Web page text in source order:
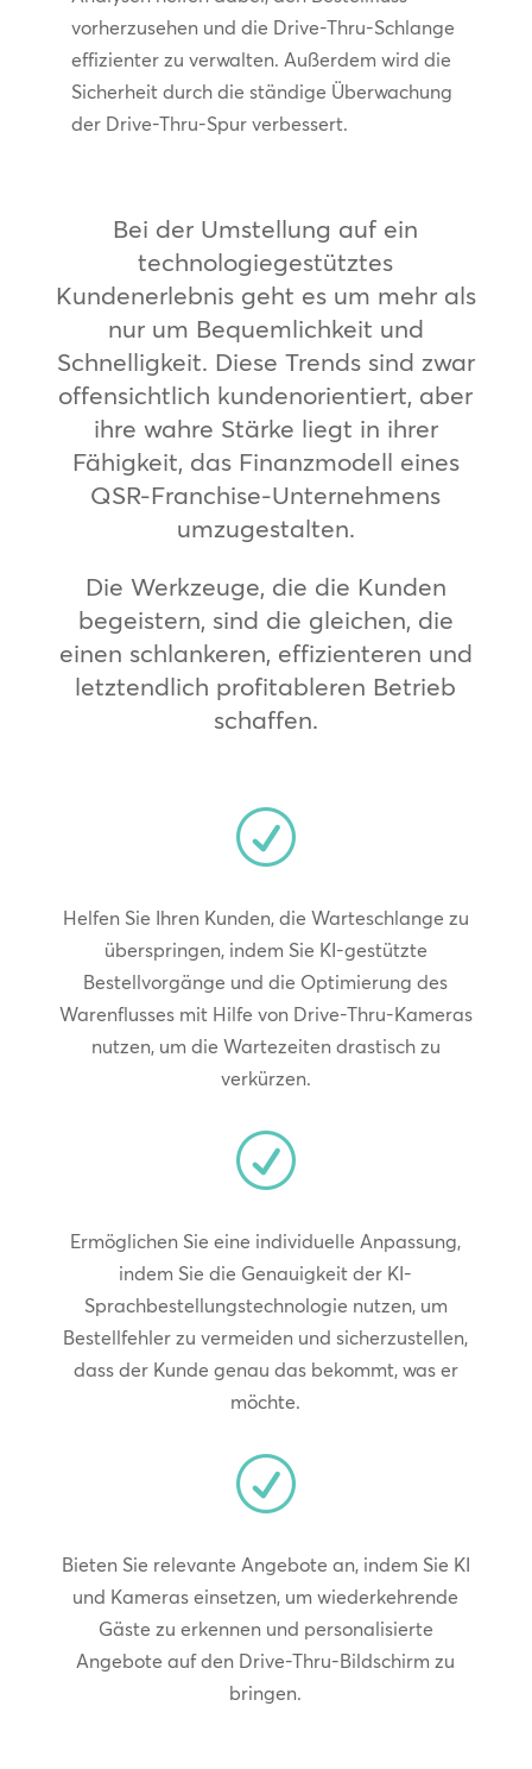
vorherzusehen und die Drive-Thru-Schlange
effizienter zu verwalten. Außerdem wird die
Sicherheit durch die ständige Überwachung
der Drive-Thru-Spur verbessert.
Bei der Umstellung auf ein
technologiegestütztes
Kundenerlebnis geht es um mehr als
nur um Bequemlichkeit und
Schnelligkeit. Diese Trends sind zwar
offensichtlich kundenorientiert, aber
ihre wahre Stärke liegt in ihrer
Fähigkeit, das Finanzmodell eines
QSR-Franchise-Unternehmens
umzugestalten.
Die Werkzeuge, die die Kunden
begeistern, sind die gleichen, die
einen schlankeren, effizienteren und
letztendlich profitableren Betrieb
schaffen.
R
Helfen Sie Ihren Kunden, die Warteschlange zu
überspringen, indem Sie KI-gestützte
Bestellvorgänge und die Optimierung des
Warenflusses mit Hilfe von Drive-Thru-Kameras
nutzen, um die Wartezeiten drastisch zu
verkürzen.
R
Ermöglichen Sie eine individuelle Anpassung,
indem Sie die Genauigkeit der KI-
Sprachbestellungstechnologie nutzen, um
Bestellfehler zu vermeiden und sicherzustellen,
dass der Kunde genau das bekommt, was er
möchte.
R
Bieten Sie relevante Angebote an, indem Sie KI
und Kameras einsetzen, um wiederkehrende
Gäste zu erkennen und personalisierte
Angebote auf den Drive-Thru-Bildschirm zu
bringen.